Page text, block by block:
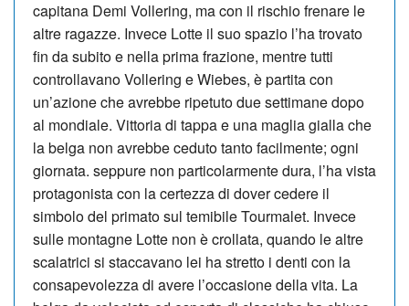
capitana Demi Vollering, ma con il ri­schio frenare le
altre ragazze. Invece Lotte il suo spazio l’ha trovato
fin da subito e nella prima frazione, mentre tutti
controllavano Vollering e Wiebes, è partita con
un’azione che avrebbe ripetuto due settimane dopo
al mondiale. Vittoria di tappa e una maglia gialla che
la belga non avrebbe ceduto tanto facilmente; ogni
giornata. seppure non particolarmente dura, l’ha vista
protagonista con la certezza di dover cedere il
simbolo del primato sul temibile Tourmalet. Invece
sulle montagne Lotte non è crollata, quando le altre
scalatrici si staccavano lei ha stretto i denti con la
consapevolezza di avere l’occasione della vita. La